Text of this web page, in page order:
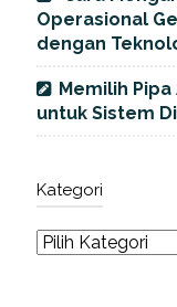
Operasional
dengan
Memilih
untuk Sistem
Kategori